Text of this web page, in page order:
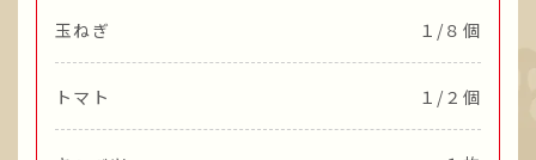
玉ねぎ １/８個
トマト １/２個